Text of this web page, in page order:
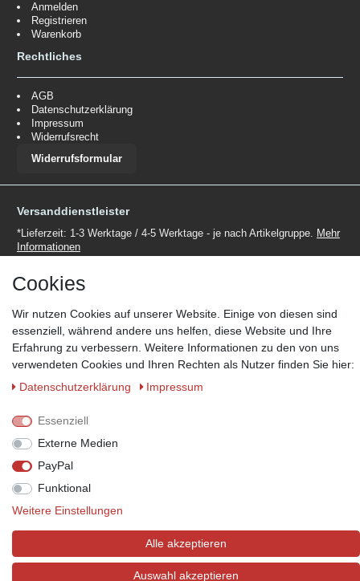
Anmelden
Registrieren
Warenkorb
Rechtliches
AGB
Datenschutzerklärung
Impressum
Widerrufsrecht
Widerrufsformular
Versanddienstleister
*Lieferzeit: 1-3 Werktage / 4-5 Werktage - je nach Artikelgruppe. Mehr
Informationen
Zahlungsmöglichkeiten
Wir behalten uns das Recht vor im Einzelfall bestimmte
Zahlungsarten auszuschließen.Mehr Informationen
© Copyright 2026 Marabella´s | Alle Rechte vorbehalten. | Grundpreise
Cookies
Wir nutzen Cookies auf unserer Website. Einige von diesen sind
essenziell, während andere uns helfen, diese Website und Ihre
Erfahrung zu verbessern. Weitere Informationen zu den von uns
verwendeten Cookies und Ihren Rechten als Nutzer finden Sie hier:
Daten­schutz­erklärung
Impressum
Essenziell
Externe Medien
PayPal
Funktional
Weitere Einstellungen
Alle akzeptieren
Auswahl akzeptieren